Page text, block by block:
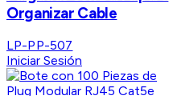
Organizar Cable
LP-PP-507
Iniciar Sesión